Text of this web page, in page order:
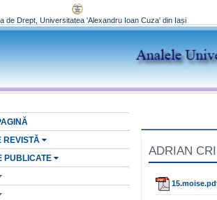
de Drept, Universitatea 'Alexandru Ioan Cuza' din Iași
REVISTĂ
PUBLICATE
ADRIAN